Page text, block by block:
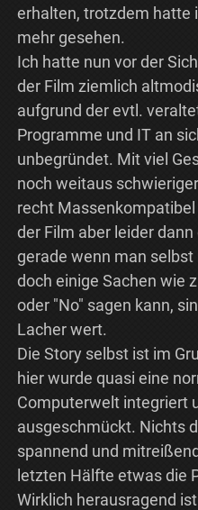
erhalten, trotzdem hatte
mehr gesehen.
Ich hatte nun vor der
der Film ziemlich
aufgrund der evtl.
Programme und IT an
unbegründet. Mit viel
noch weitaus
recht
der Film aber leider
gerade wenn man
doch einige Sachen wie
oder "No" sagen kann,
Lacher wert.
Die Story selbst ist im
hier wurde quasi eine
Computerwelt integriert
ausgeschmückt. Nichts
spannend und
letzten Hälfte etwas die
Wirklich herausragend